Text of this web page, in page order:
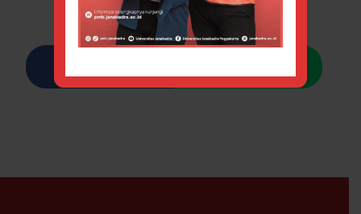
Share this entry